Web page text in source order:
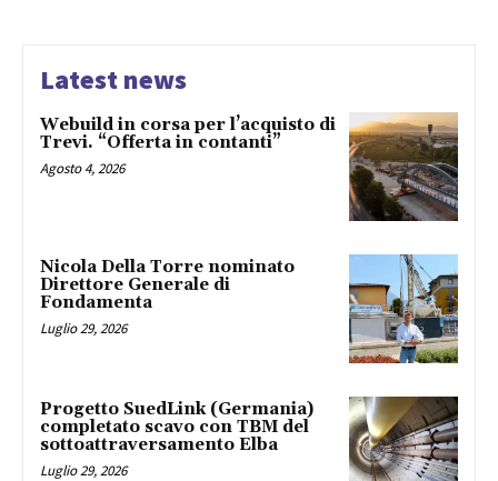
Latest news
Webuild in corsa per l’acquisto di
Trevi. “Offerta in contanti”
Agosto 4, 2026
Nicola Della Torre nominato
Direttore Generale di
Fondamenta
Luglio 29, 2026
Progetto SuedLink (Germania)
completato scavo con TBM del
sottoattraversamento Elba
Luglio 29, 2026